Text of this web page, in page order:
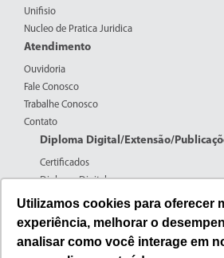
Utilizamos cookies para oferecer
experiência, melhorar o
analisar como você interage em
Unifisio
Nucleo de Pratica Juridica
Atendimento
Ouvidoria
Fale Conosco
Trabalhe Conosco
Contato
Diploma Digital/Extensão/
Certificados
Diploma Digital
Formulários CPERS
Extensão